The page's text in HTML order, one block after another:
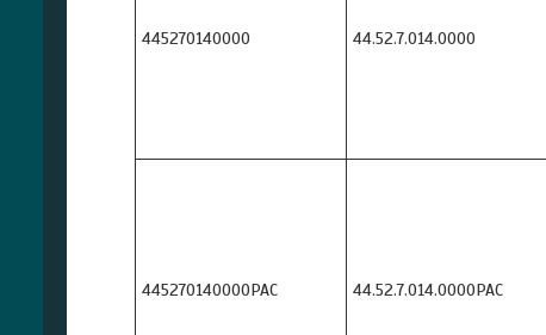
445270140000 44.52.7.014.0000
445270140000PAC 44.52.7.014.0000PAC